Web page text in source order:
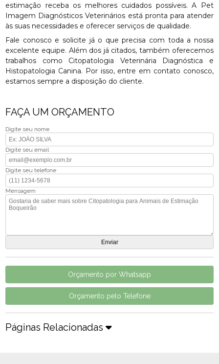
estimação receba os melhores cuidados possíveis. A Pet
Imagem Diagnósticos Veterinários está pronta para atender
às suas necessidades e oferecer serviços de qualidade.
Fale conosco e solicite já o que precisa com toda a nossa
excelente equipe. Além dos já citados, também oferecemos
trabalhos como Citopatologia Veterinária Diagnóstica e
Histopatologia Canina. Por isso, entre em contato conosco,
estamos sempre a disposição do cliente.
FAÇA UM ORÇAMENTO
Digite seu nome
Digite seu email
Digite seu telefone
Mensagem
Orçamento por Whatsapp
Orçamento pelo Telefone
Páginas Relacionadas